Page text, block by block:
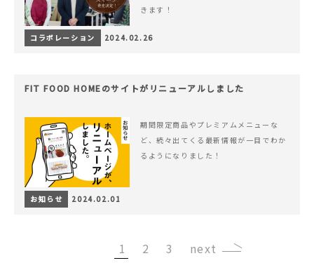
きます！
コラボレーション 2024.02.26
FIT FOOD HOMEのサイトがリニューアルしました
期間限定商品やプレミアムメニューな
ど、続々出てくる最新情報が一目でわか
るようになりました！
お知らせ 2024.02.01
1 2 3 ›